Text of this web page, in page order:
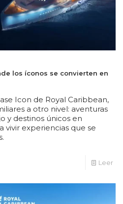
los íconos se convierten en
Icon de Royal Caribbean,
a otro nivel: aventuras
y destinos únicos en
vivir experiencias que se
Leer